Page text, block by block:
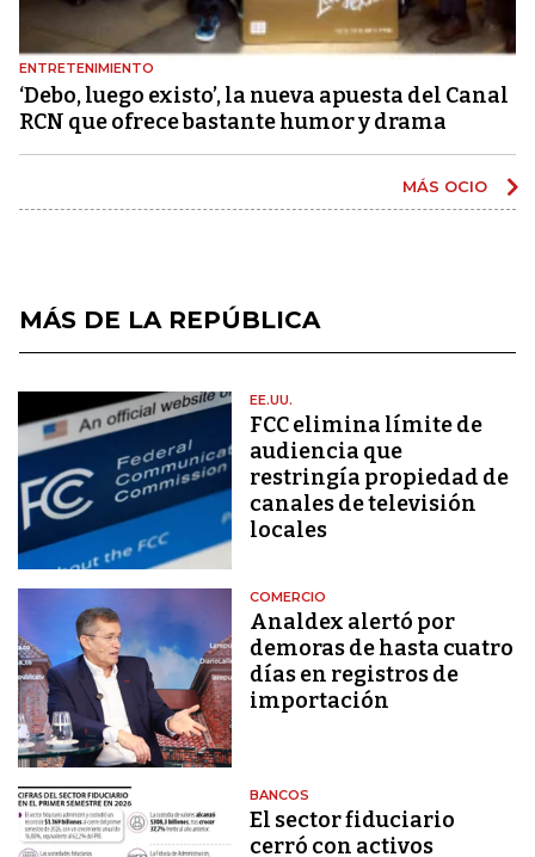
ENTRETENIMIENTO
‘Debo, luego existo’, la nueva apuesta del Canal
RCN que ofrece bastante humor y drama
MÁS OCIO
MÁS DE LA REPÚBLICA
EE.UU.
FCC elimina límite de
audiencia que
restringía propiedad de
canales de televisión
locales
COMERCIO
Analdex alertó por
demoras de hasta cuatro
días en registros de
importación
BANCOS
El sector fiduciario
cerró con activos